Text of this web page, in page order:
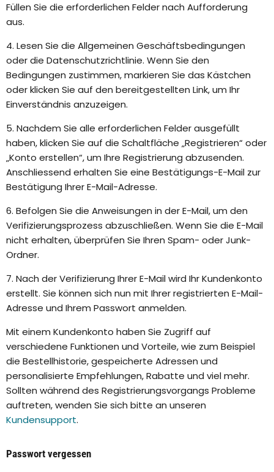
Füllen Sie die erforderlichen Felder nach Aufforderung
aus.
4. Lesen Sie die Allgemeinen Geschäftsbedingungen
oder die Datenschutzrichtlinie. Wenn Sie den
Bedingungen zustimmen, markieren Sie das Kästchen
oder klicken Sie auf den bereitgestellten Link, um Ihr
Einverständnis anzuzeigen.
5. Nachdem Sie alle erforderlichen Felder ausgefüllt
haben, klicken Sie auf die Schaltfläche „Registrieren“ oder
„Konto erstellen“, um Ihre Registrierung abzusenden.
Anschliessend erhalten Sie eine Bestätigungs-E-Mail zur
Bestätigung Ihrer E-Mail-Adresse.
6. Befolgen Sie die Anweisungen in der E-Mail, um den
Verifizierungsprozess abzuschließen. Wenn Sie die E-Mail
nicht erhalten, überprüfen Sie Ihren Spam- oder Junk-
Ordner.
7. Nach der Verifizierung Ihrer E-Mail wird Ihr Kundenkonto
erstellt. Sie können sich nun mit Ihrer registrierten E-Mail-
Adresse und Ihrem Passwort anmelden.
Mit einem Kundenkonto haben Sie Zugriff auf
verschiedene Funktionen und Vorteile, wie zum Beispiel
die Bestellhistorie, gespeicherte Adressen und
personalisierte Empfehlungen, Rabatte und viel mehr.
Sollten während des Registrierungsvorgangs Probleme
auftreten, wenden Sie sich bitte an unseren
Kundensupport.
Passwort vergessen